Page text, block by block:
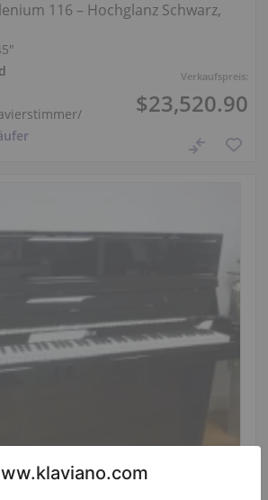
Verkaufspreis:
$23,520.90
116 – Hochglanz Schwarz,
/